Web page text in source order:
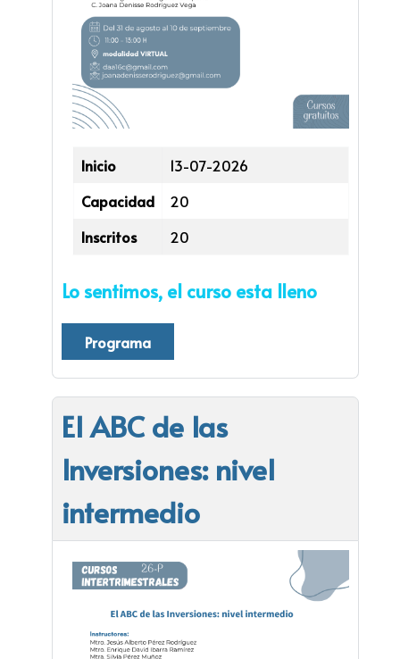
Inicio
13-07-2026
Capacidad
20
Inscritos
20
Lo sentimos, el curso esta lleno
Programa
El ABC de las
Inversiones: nivel
intermedio